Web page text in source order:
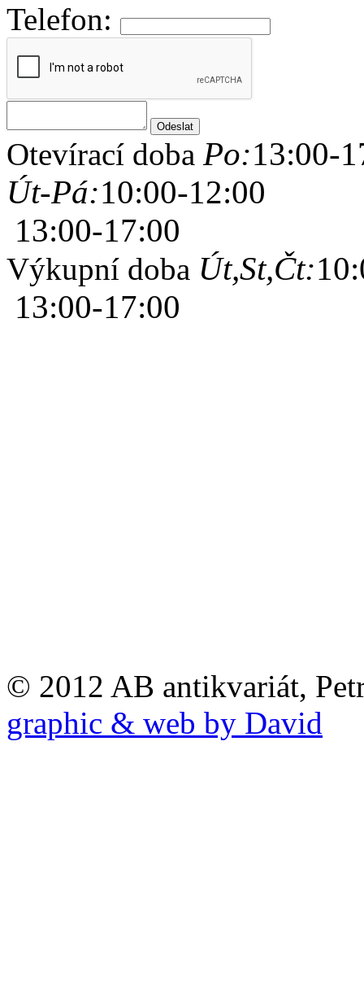
Telefon:
Otevírací doba Po:13:00-
Út-Pá:10:00-12:00
13:00-17:00
Výkupní doba Út,St,Čt:
13:00-17:00
© 2012 AB antikvariát,
graphic & web by David